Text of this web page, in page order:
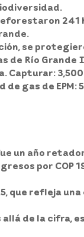
se
Río Grande
Capturar:
gas de EPM:
un año
por COP
que refleja
allá de la